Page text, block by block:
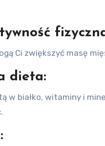
Ci zwiększyć masę
dieta:
w białko, witaminy i